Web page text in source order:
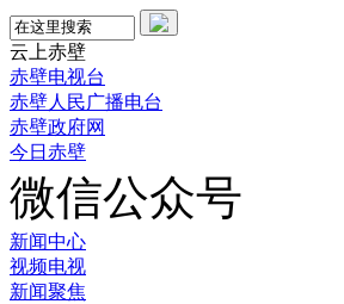
云上赤壁
赤壁电视台
赤壁人民广播电台
赤壁政府网
今日赤壁
微信公众号
新闻中心
视频电视
新闻聚焦